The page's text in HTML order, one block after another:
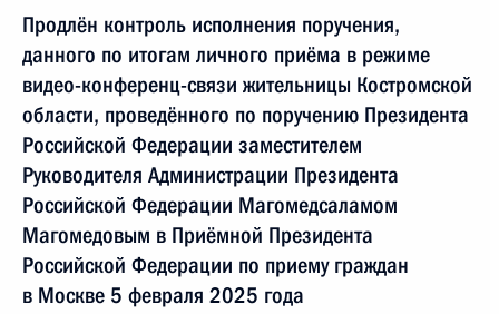
Продлён контроль исполнения поручения,
данного по итогам личного приёма в режиме
видео-конференц-связи жительницы Костромской
области, проведённого по поручению Президента
Российской Федерации заместителем
Руководителя Администрации Президента
Российской Федерации Магомедсаламом
Магомедовым в Приёмной Президента
Российской Федерации по приему граждан
в Москве 5 февраля 2025 года